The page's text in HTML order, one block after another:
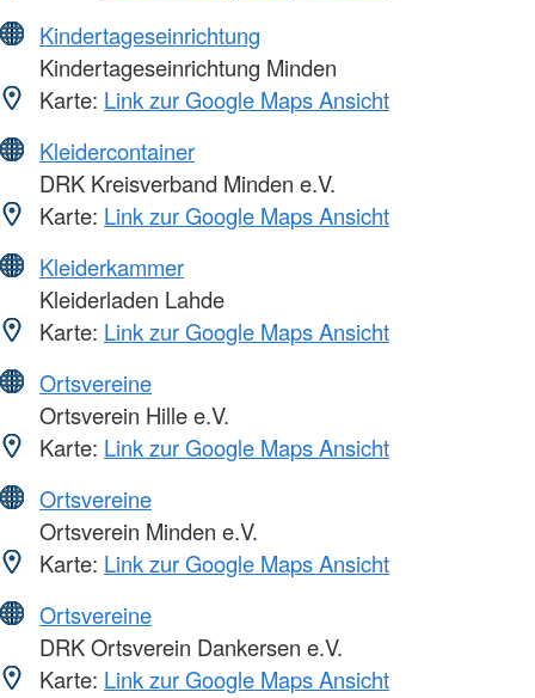
Kindertageseinrichtung
Kindertageseinrichtung Minden
Karte: Link zur Google Maps Ansicht
Kleidercontainer
DRK Kreisverband Minden e.V.
Karte: Link zur Google Maps Ansicht
Kleiderkammer
Kleiderladen Lahde
Karte: Link zur Google Maps Ansicht
Ortsvereine
Ortsverein Hille e.V.
Karte: Link zur Google Maps Ansicht
Ortsvereine
Ortsverein Minden e.V.
Karte: Link zur Google Maps Ansicht
Ortsvereine
DRK Ortsverein Dankersen e.V.
Karte: Link zur Google Maps Ansicht